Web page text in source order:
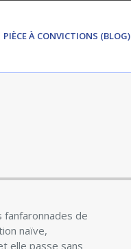
PIÈCE À CONVICTIONS (BLOG)
de
naïve,
elle passe sans